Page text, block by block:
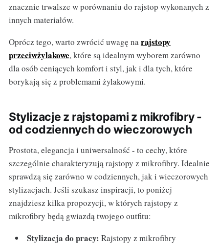
znacznie trwalsze w porównaniu do rajstop wykonanych z
innych materiałów.
Oprócz tego, warto zwrócić uwagę narajstopy
przeciwżylakowe, które są idealnym wyborem zarówno
dla osób ceniących komfort i styl, jak i dla tych, które
borykają się z problemami żylakowymi.
Stylizacje z rajstopami z mikrofibry -
od codziennych do wieczorowych
Prostota, elegancja i uniwersalność - to cechy, które
szczególnie charakteryzują rajstopy z mikrofibry. Idealnie
sprawdzą się zarówno w codziennych, jak i wieczorowych
stylizacjach. Jeśli szukasz inspiracji, to poniżej
znajdziesz kilka propozycji, w których rajstopy z
mikrofibry będą gwiazdą twojego outfitu:
Stylizacja do pracy: Rajstopy z mikrofibry